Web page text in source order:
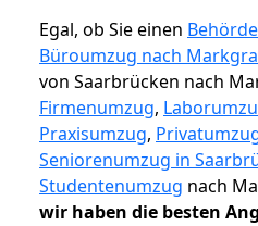
Egal, ob Sie einen
Büroumzug nach
von Saarbrücken nach
Firmenumzug,
Praxisumzug,
Seniorenumzug in
Studentenumzug nach
wir haben die besten